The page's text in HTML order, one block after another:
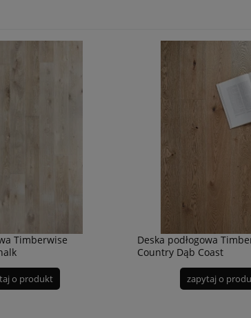
Timberwise
o produkt
Deska podłogowa
Country Dąb Coast
zapytaj o